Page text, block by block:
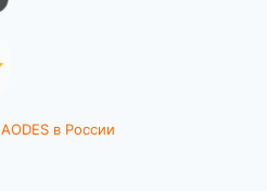
в России